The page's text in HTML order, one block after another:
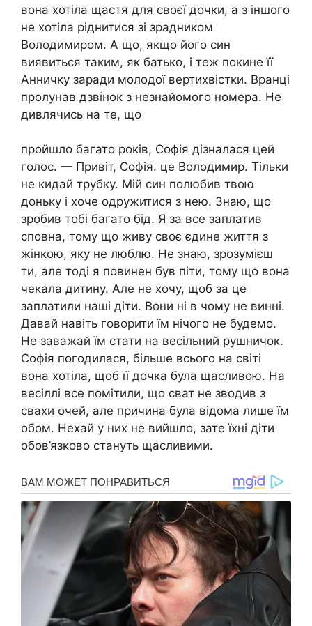
вона хотіла щастя для своєї дочки, а з іншого
не хотіла ріднитися зі зрадником
Володимиром. А що, якщо його син
виявиться таким, як батько, і теж покине її
Анничку заради молодої вертихвістки. Вранці
пролунав дзвінок з незнайомого номера. Не
дивлячись на те, що
пройшло багато років, Софія дізналася цей
голос. — Привіт, Софія. це Володимир. Тільки
не кидай трубку. Мій син полюбив твою
доньку і хоче одружитися з нею. Знаю, що
зробив тобі багато бід. Я за все заплатив
сповна, тому що живу своє єдине життя з
жінкою, яку не люблю. Не знаю, зрозумієш
ти, але тоді я повинен був піти, тому що вона
чекала дитину. Але не хочу, щоб за це
заплатили наші діти. Вони ні в чому не винні.
Давай навіть говорити їм нічого не будемо.
Не заважай їм стати на весільний рушничок.
Софія погодилася, більше всього на світі
вона хотіла, щоб її дочка була щасливою. На
весіллі все помітили, що сват не зводив з
свахи очей, але причина була відома лише їм
обом. Нехай у них не вийшло, зате їхні діти
обов’язково стануть щасливими.